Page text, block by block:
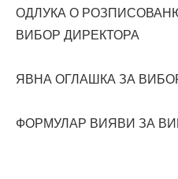
ОДЛУКА О
ВИБОР ДИРЕКТОРА
ЯВНА ОГЛАШКА ЗА
ФОРМУЛАР ВИЯВИ ЗА